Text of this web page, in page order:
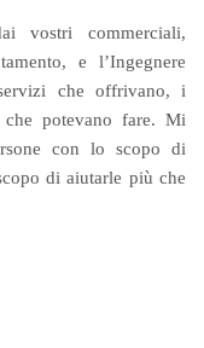
vostri commerciali,
e l’Ingegnere
che offrivano, i
potevano fare. Mi
con lo scopo di
di aiutarle più che